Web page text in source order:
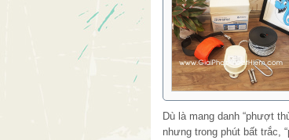
Dù là mang danh “phượt
nhưng trong phút bất trắc,